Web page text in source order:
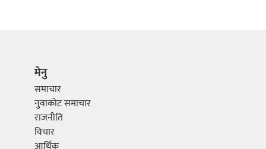
मेनु
समाचार
नुवाकोट समाचार
राजनीति
विचार